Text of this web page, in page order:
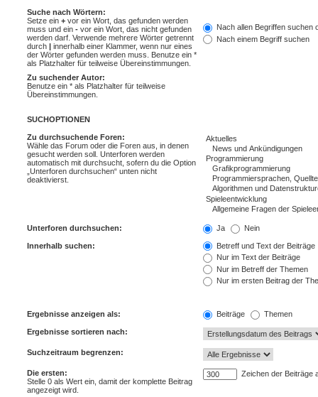
Suche nach Wörtern:
Setze ein + vor ein Wort, das gefunden werden
muss und ein - vor ein Wort, das nicht gefunden
werden darf. Verwende mehrere Wörter getrennt
durch | innerhalb einer Klammer, wenn nur eines
der Wörter gefunden werden muss. Benutze ein *
als Platzhalter für teilweise Übereinstimmungen.
Nach allen Begriffen suchen
Nach einem Begriff suchen
Zu suchender Autor:
Benutze ein * als Platzhalter für teilweise
Übereinstimmungen.
SUCHOPTIONEN
Zu durchsuchende Foren:
Wähle das Forum oder die Foren aus, in denen
gesucht werden soll. Unterforen werden
automatisch mit durchsucht, sofern du die Option
„Unterforen durchsuchen“ unten nicht
deaktivierst.
Unterforen durchsuchen: Ja Nein
Innerhalb suchen:
Betreff und Text der Beiträge
Nur im Text der Beiträge
Nur im Betreff der Themen
Nur im ersten Beitrag der
Ergebnisse anzeigen als: Beiträge Themen
Ergebnisse sortieren nach:
Suchzeitraum begrenzen:
Die ersten:
Stelle 0 als Wert ein, damit der komplette Beitrag
angezeigt wird.
Zeichen der Beiträge